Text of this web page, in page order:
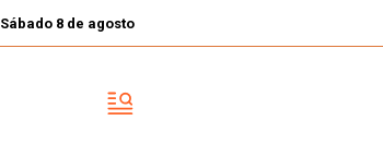
Sábado 8 de agosto